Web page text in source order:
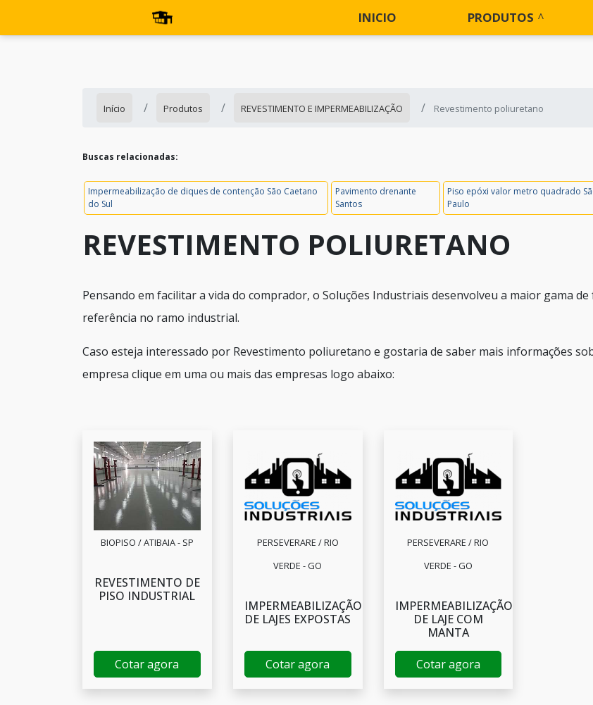
INICIO PRODUTOS
Início Produtos REVESTIMENTO E IMPERMEABILIZAÇÃO Revestimento poliuretano
Buscas relacionadas:
Impermeabilização de diques de contenção São Caetano
do Sul
Pavimento drenante
Santos
Piso epóxi valor metro quadrado
Paulo
REVESTIMENTO POLIURETANO
Pensando em facilitar a vida do comprador, o Soluções Industriais desenvolveu a maior gama
referência no ramo industrial.
Caso esteja interessado por Revestimento poliuretano e gostaria de saber mais informações
empresa clique em uma ou mais das empresas logo abaixo:
BIOPISO / ATIBAIA - SP
REVESTIMENTO DE
PISO INDUSTRIAL
Cotar agora
PERSEVERARE / RIO
VERDE - GO
IMPERMEABILIZAÇÃO
DE LAJES EXPOSTAS
Cotar agora
PERSEVERARE / RIO
VERDE - GO
IMPERMEABILIZAÇÃO
DE LAJE COM
MANTA
Cotar agora